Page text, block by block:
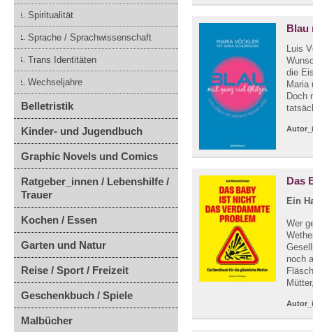
Spiritualität
Sprache / Sprachwissenschaft
Trans Identitäten
Wechseljahre
Belletristik
Kinder- und Jugendbuch
Graphic Novels und Comics
Ratgeber_innen / Lebenshilfe /
Trauer
Kochen / Essen
Garten und Natur
Reise / Sport / Freizeit
Geschenkbuch / Spiele
Malbücher
Blau
Luis
die
Maria
Doch
Das
Ein
Wer
noch